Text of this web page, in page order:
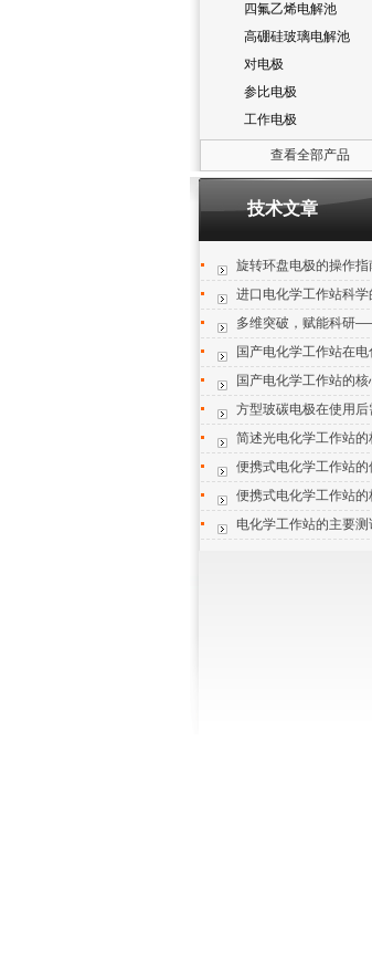
四氟乙烯电解池
高硼硅玻璃电解池
对电极
参比电极
工作电极
查看全部产品
技术文章
旋转环盘电极的操作指
进口电化学工作站科
多维突破，赋能科研
国产电化学工作站在
国产电化学工作站的核
方型玻碳电极在使用后
简述光电化学工作站的
便携式电化学工作站的
便携式电化学工作站的
电化学工作站的主要